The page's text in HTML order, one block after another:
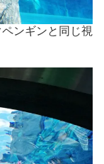
ンギンと同じ視